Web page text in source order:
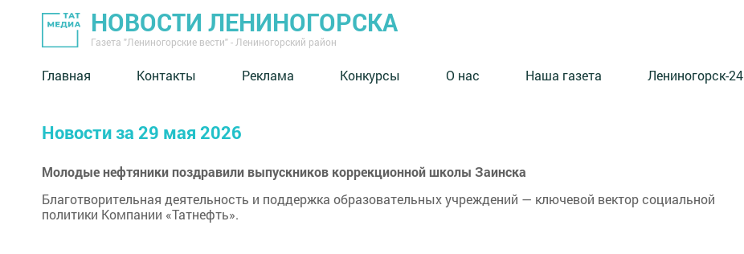
НОВОСТИ ЛЕНИНОГОРСКА
Газета "Лениногорские вести" - Лениногорский район
Главная Контакты Реклама Конкурсы О нас Наша газета Лениногорск-24
Новости за 29 мая 2026
Молодые нефтяники поздравили выпускников коррекционной школы Заинска
Благотворительная деятельность и поддержка образовательных учреждений — ключевой вектор социальной
политики Компании «Татнефть».